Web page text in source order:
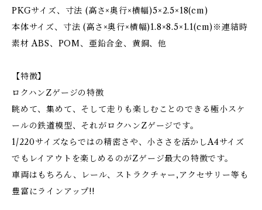
PKGサイズ、寸法 (高さ×奥行×横幅)5×2.5×18(cm)
本体サイズ、寸法 (高さ×奥行×横幅)1.8×8.5×1.1(cm)※連結時
素材 ABS、POM、亜鉛合金、黄銅、他
【特徴】
ロクハンZゲージの特徴
眺めて、集めて、そして走りも楽しむことのできる極小スケ
ールの鉄道模型、それがロクハンZゲージです。
1/220サイズならではの精密さや、小ささを活かしA4サイズ
でもレイアウトを楽しめるのがZゲージ最大の特徴です。
車両はもちろん、レール、ストラクチャー,アクセサリー等も
豊富にラインアップ!!